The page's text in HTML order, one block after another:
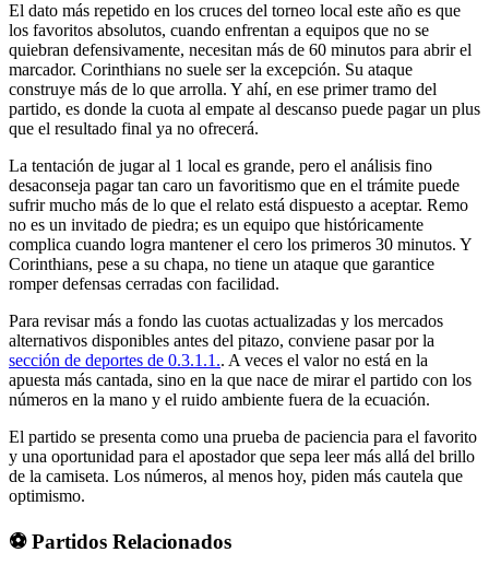
El dato más repetido en los cruces del torneo local este año es que
los favoritos absolutos, cuando enfrentan a equipos que no se
quiebran defensivamente, necesitan más de 60 minutos para abrir el
marcador. Corinthians no suele ser la excepción. Su ataque
construye más de lo que arrolla. Y ahí, en ese primer tramo del
partido, es donde la cuota al empate al descanso puede pagar un plus
que el resultado final ya no ofrecerá.
La tentación de jugar al 1 local es grande, pero el análisis fino
desaconseja pagar tan caro un favoritismo que en el trámite puede
sufrir mucho más de lo que el relato está dispuesto a aceptar. Remo
no es un invitado de piedra; es un equipo que históricamente
complica cuando logra mantener el cero los primeros 30 minutos. Y
Corinthians, pese a su chapa, no tiene un ataque que garantice
romper defensas cerradas con facilidad.
Para revisar más a fondo las cuotas actualizadas y los mercados
alternativos disponibles antes del pitazo, conviene pasar por la
sección de deportes de 0.3.1.1.. A veces el valor no está en la
apuesta más cantada, sino en la que nace de mirar el partido con los
números en la mano y el ruido ambiente fuera de la ecuación.
El partido se presenta como una prueba de paciencia para el favorito
y una oportunidad para el apostador que sepa leer más allá del brillo
de la camiseta. Los números, al menos hoy, piden más cautela que
optimismo.
⚽ Partidos Relacionados